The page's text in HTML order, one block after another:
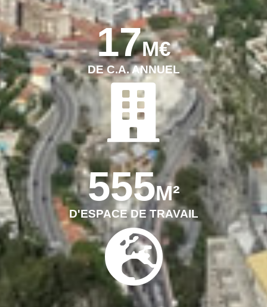
DE C.A. ANNUEL
17M€
D'ESPACE DE TRAVAIL
555M²